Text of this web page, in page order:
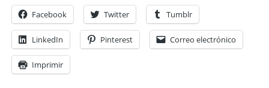
Facebook Twitter Tumblr
LinkedIn Pinterest Correo electrónico
Imprimir